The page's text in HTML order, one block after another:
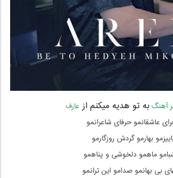
آهنگبه تو هدیه میکنم از عارف
عاشقانمو حرفای شاعرانمو
بهارمو گردش روزگارمو
ماهمو دلخوشی و پناهمو
بی بهانمو صدامو این ترانمو